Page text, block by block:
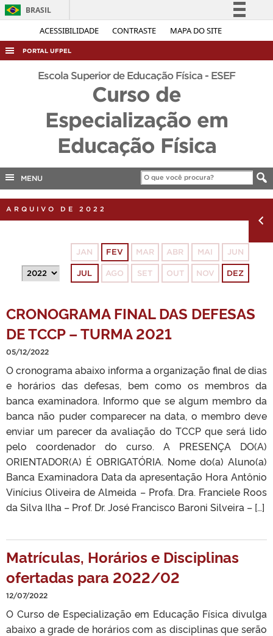
ACESSIBILIDADE CONTRASTE MAPA DO SITE
BRASIL
Simplifique!
Acesso à informação
Legislação
Canais
PORTAL UFPEL
ACESSO À INFORMAÇÃO
COBALTO
INTERNACIONAL
Escola Superior de Educação Física - ESEF
Curso de
Especialização em
Educação Física
MENU
ARQUIVO DE 2022
JAN FEV MAR ABR MAI JUN
JUL AGO SET OUT NOV DEZ
CRONOGRAMA FINAL DAS DEFESAS
DE TCCP – TURMA 2021
05/12/2022
O cronograma abaixo informa a organização final de dias
e horários das defesas, bem como os membros da
banca examinadora. Informo que se algum membro da
banca não puder comparecer na data, o membro deve
enviar um parecer da avaliação do TCCP que será lido
pelo coordenador do curso. A PRESENÇA DO(A)
ORIENTADOR(A) É OBRIGATÓRIA. Nome do(a) Aluno(a)
Banca Examinadora Data da apresentação Hora Antônio
Vinícius Oliveira de Almeida – Profa. Dra. Franciele Roos
da Silva Ilha – Prof. Dr. José Francisco Baroni Silveira – […]
Matrículas, Horários e Disciplinas
ofertadas para 2022/02
12/07/2022
O Curso de Especialização em Educação Física divulga
abaixo a grade de horários com as disciplinas que serão